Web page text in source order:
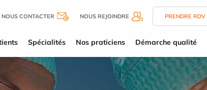
NOUS CONTACTER NOUS REJOINDRE PRENDRE RDV
Spécialités Nos praticiens Démarche qualité